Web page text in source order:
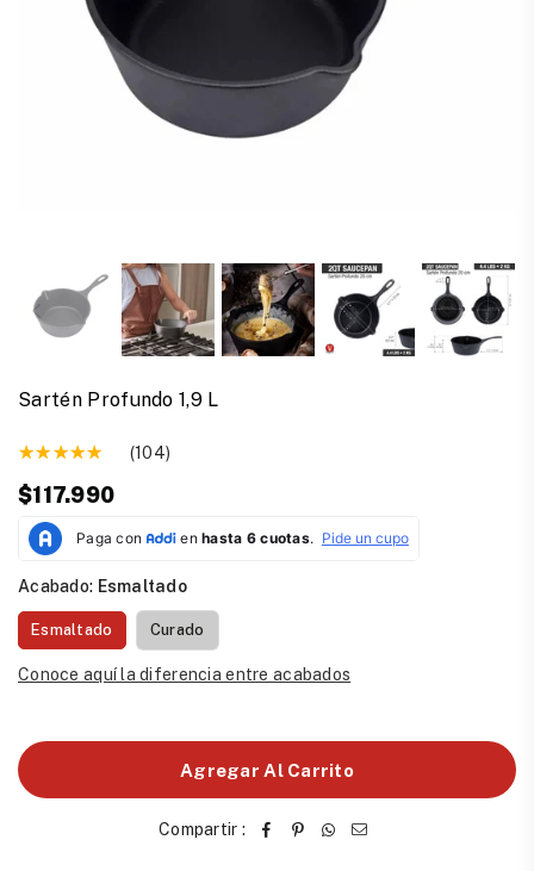
Sartén Profundo 1,9 L
(104)
Precio
habitual
$117.990
Acabado: Esmaltado
Esmaltado Curado
Conoce aquí la diferencia entre acabados
Agregar Al Carrito
Compartir :